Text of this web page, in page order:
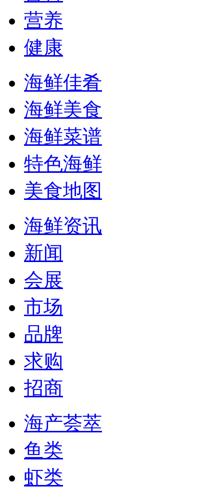
营养
健康
海鲜佳肴
海鲜美食
海鲜菜谱
特色海鲜
美食地图
海鲜资讯
新闻
会展
市场
品牌
求购
招商
海产荟萃
鱼类
虾类